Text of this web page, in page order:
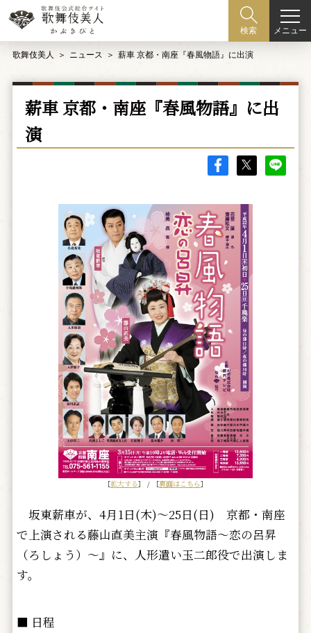
検索 メニュー
歌舞伎美人 ニュース 薪車 京都・南座『春風物語』に出演
薪車 京都・南座『春風物語』に出
演
［拡大する］ / ［裏面はこちら］
坂東薪車が、4月1日(木)～25日(日) 京都・南座
で上演される藤山直美主演『春風物語～恋の呂昇
（ろしょう）～』に、人形遣い玉二郎役で出演しま
す。
■ 日程